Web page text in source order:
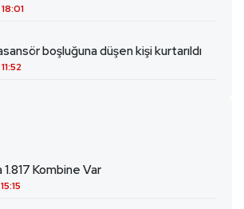
18:01
boşluğuna düşen kişi kurtarıldı
11:52
Kombine Var
15:15